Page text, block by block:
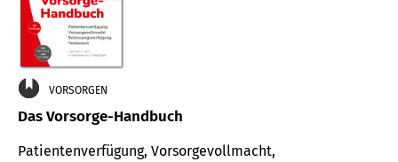
VORSORGEN
Das Vorsorge-Handbuch
Patientenverfügung, Vorsorgevollmacht,